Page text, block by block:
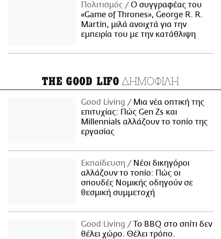
Πολιτισμός
Ο συγγραφέας του
«Game of Thrones», George R. R.
Martin, μιλά ανοιχτά για την
εμπειρία του με την κατάθλιψη
THE GOOD LIFO ΔΗΜΟΦΙΛΗ
Good Living
Μια νέα οπτική της
επιτυχίας: Πώς Gen Zs και
Millennials αλλάζουν το τοπίο της
εργασίας
Εκπαίδευση
Νέοι δικηγόροι
αλλάζουν το τοπίο: Πώς οι
σπουδές Νομικής οδηγούν σε
θεσμική συμμετοχή
Good Living
Το BBQ στο σπίτι δεν
θέλει χώρο. Θέλει τρόπο.